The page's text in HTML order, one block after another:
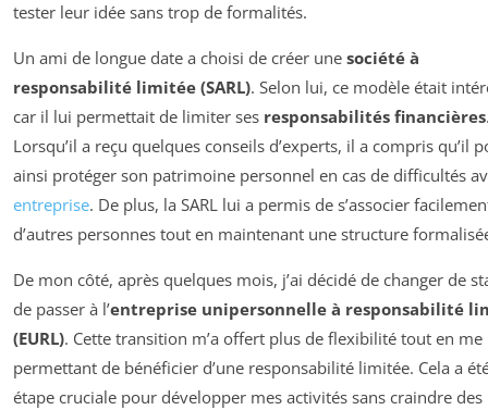
tester leur idée sans trop de formalités.
Un ami de longue date a choisi de créer une société à
responsabilité limitée (SARL). Selon lui, ce modèle était
car il lui permettait de limiter ses responsabilités financières
Lorsqu’il a reçu quelques conseils d’experts, il a compris qu’il
ainsi protéger son patrimoine personnel en cas de difficultés
entreprise. De plus, la SARL lui a permis de s’associer
d’autres personnes tout en maintenant une structure
De mon côté, après quelques mois, j’ai décidé de changer de
de passer à l’entreprise unipersonnelle à responsabilité
(EURL). Cette transition m’a offert plus de flexibilité tout en me
permettant de bénéficier d’une responsabilité limitée. Cela a
étape cruciale pour développer mes activités sans craindre des